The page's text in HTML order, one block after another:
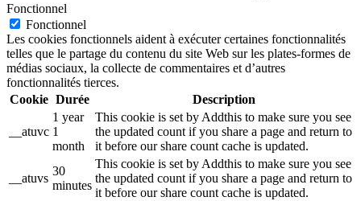
Fonctionnel
Fonctionnel
Les cookies fonctionnels aident à exécuter certaines fonctionnalités
telles que le partage du contenu du site Web sur les plates-formes de
médias sociaux, la collecte de commentaires et d’autres
fonctionnalités tierces.
Cookie Durée Description
__atuvc
1 year
1
month
This cookie is set by Addthis to make sure you see
the updated count if you share a page and return to
it before our share count cache is updated.
__atuvs
30
minutes
This cookie is set by Addthis to make sure you see
the updated count if you share a page and return to
it before our share count cache is updated.